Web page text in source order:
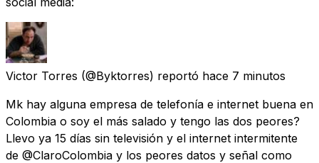
Victor Torres (@Byktorres) reportó hace 7 minutos
Mk hay alguna empresa de telefonía e internet buena en
Colombia o soy el más salado y tengo las dos peores?
Llevo ya 15 días sin televisión y el internet intermitente
de @ClaroColombia y los peores datos y señal como